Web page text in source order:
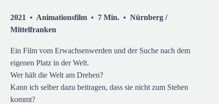
2021 • Animationsfilm • 7 Min. • Nürnberg /
Mittelfranken
Ein Film vom Erwachsenwerden und der Suche nach dem
eigenen Platz in der Welt.
Wer hält die Welt am Drehen?
Kann ich selber dazu beitragen, dass sie nicht zum Stehen
kommt?